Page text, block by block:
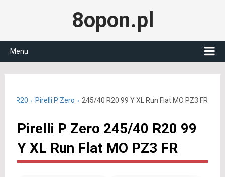
8opon.pl
Menu
40 R20 Pirelli P Zero 245/40 R20 99 Y XL Run Flat MO PZ3 FR
Pirelli P Zero 245/40 R20 99
Y XL Run Flat MO PZ3 FR